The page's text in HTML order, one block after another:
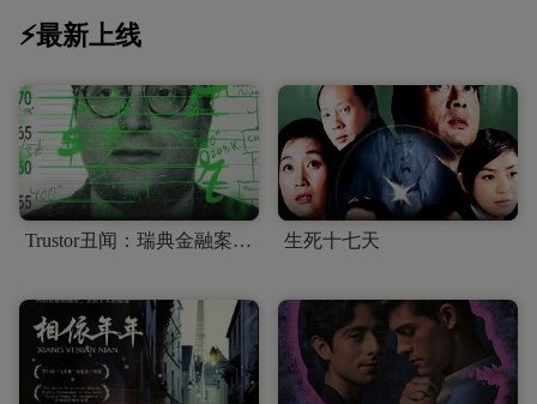
⚡最新上线
Trustor丑闻：瑞典金融案内幕 生死十七天